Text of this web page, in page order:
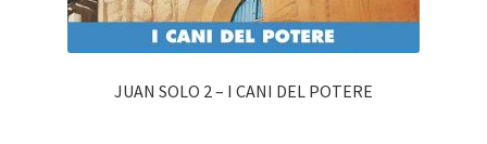
JUAN SOLO 2 – I CANI DEL POTERE